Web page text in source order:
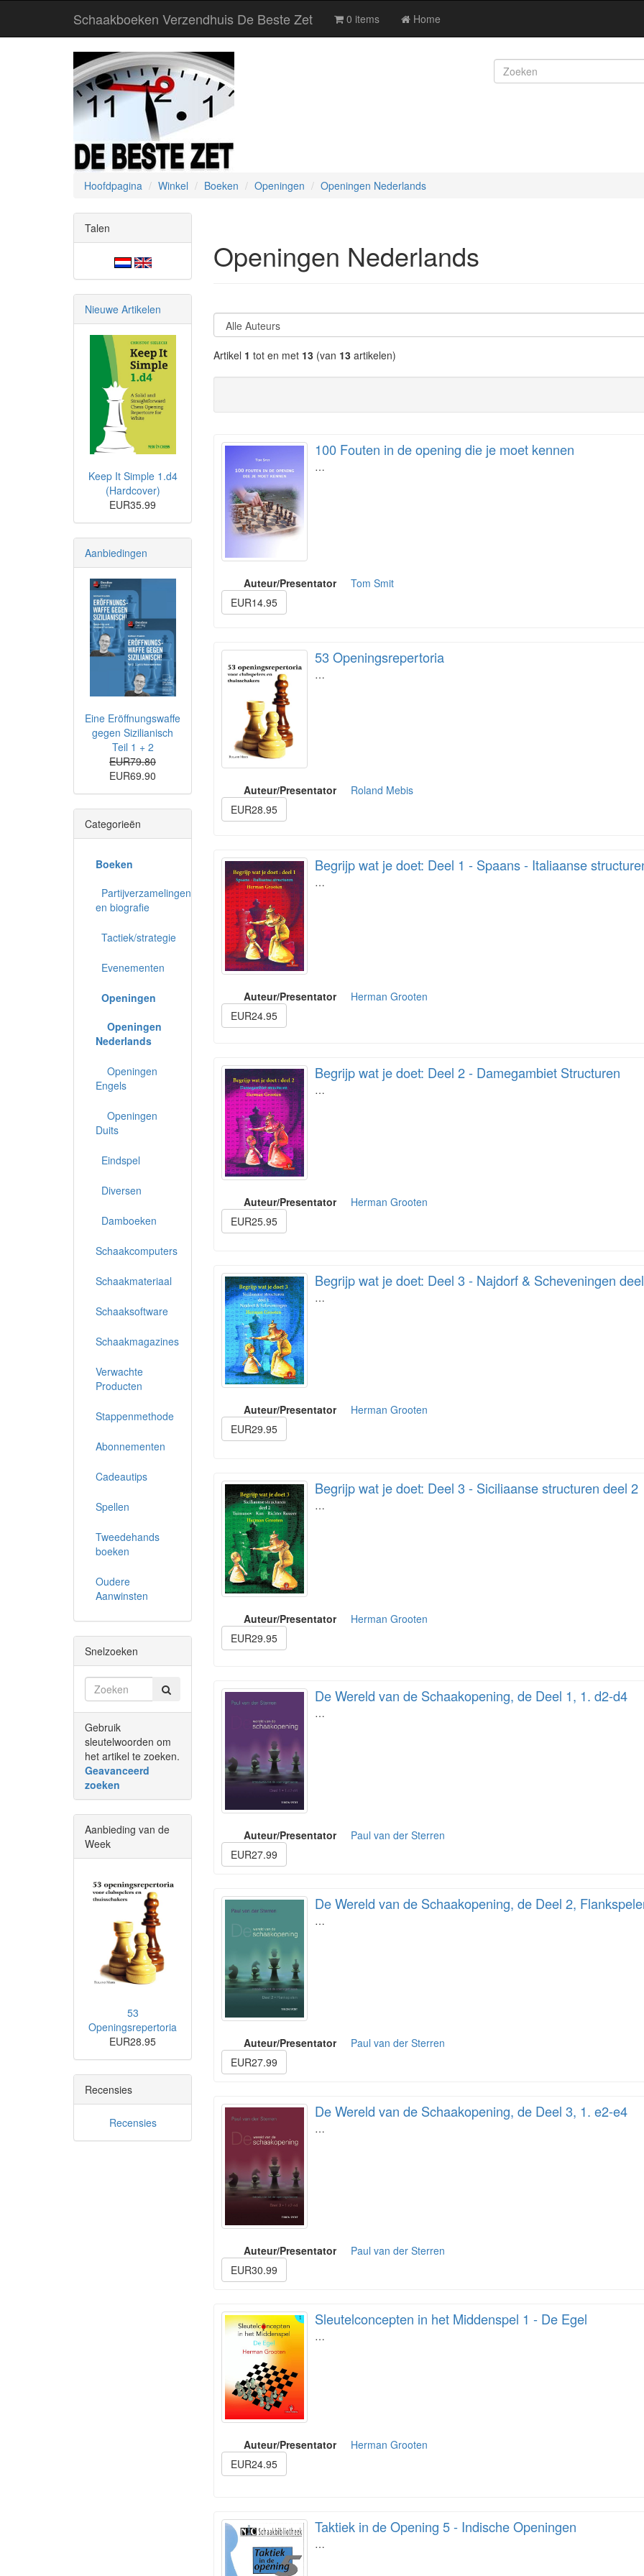
Schaakboeken Verzendhuis De Beste Zet 0 items Home
Hoofdpagina Winkel Boeken Openingen Openingen Nederlands
Openingen Nederlands
Artikel 1 tot en met 13 (van 13 artikelen)
100 Fouten in de opening die je moet kennen
…
Auteur/Presentator
Tom Smit
EUR14.95
53 Openingsrepertoria
…
Auteur/Presentator
Roland Mebis
EUR28.95
Begrijp wat je doet: Deel 1 - Spaans - Italiaanse
…
Auteur/Presentator
Herman Grooten
EUR24.95
Begrijp wat je doet: Deel 2 - Damegambiet Structuren
…
Auteur/Presentator
Herman Grooten
EUR25.95
Begrijp wat je doet: Deel 3 - Najdorf & Scheveningen
…
Auteur/Presentator
Herman Grooten
EUR29.95
Begrijp wat je doet: Deel 3 - Siciliaanse structuren deel 2
…
Auteur/Presentator
Herman Grooten
EUR29.95
De Wereld van de Schaakopening, de Deel 1, 1. d2-d4
…
Auteur/Presentator
Paul van der Sterren
EUR27.99
De Wereld van de Schaakopening, de Deel 2,
…
Auteur/Presentator
Paul van der Sterren
EUR27.99
De Wereld van de Schaakopening, de Deel 3, 1. e2-e4
…
Auteur/Presentator
Paul van der Sterren
EUR30.99
Sleutelconcepten in het Middenspel 1 - De Egel
…
Auteur/Presentator
Herman Grooten
EUR24.95
Taktiek in de Opening 5 - Indische Openingen
…
Talen
Nieuwe Artikelen
Keep It Simple 1.d4
(Hardcover)
EUR35.99
Aanbiedingen
Eine Eröffnungswaffe
gegen Sizilianisch
Teil 1 + 2
EUR79.80
EUR69.90
Categorieën
Boeken
Partijverzamelingen
en biografie
Tactiek/strategie
Evenementen
Openingen
Openingen
Nederlands
Openingen
Engels
Openingen
Duits
Eindspel
Diversen
Damboeken
Schaakcomputers
Schaakmateriaal
Schaaksoftware
Schaakmagazines
Verwachte
Producten
Stappenmethode
Abonnementen
Cadeautips
Spellen
Tweedehands
boeken
Oudere
Aanwinsten
Snelzoeken
Gebruik
sleutelwoorden om
het artikel te zoeken.
Geavanceerd
zoeken
Aanbieding van de
Week
53
Openingsrepertoria
EUR28.95
Recensies
Recensies